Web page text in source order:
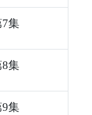
集
集
集